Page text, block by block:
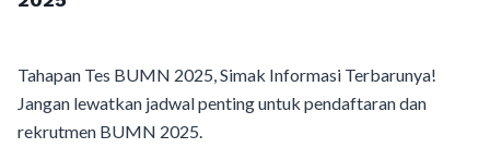
Tahapan Tes BUMN 2025, Simak Informasi Terbarunya!
Jangan lewatkan jadwal penting untuk pendaftaran dan
rekrutmen BUMN 2025.